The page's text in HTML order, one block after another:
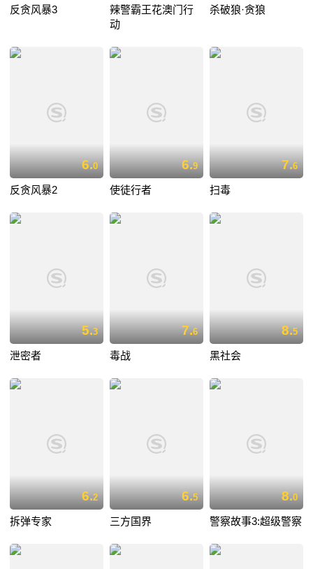
反贪风暴3
辣警霸王花澳门行
动
杀破狼·贪狼
6.0
反贪风暴2
6.9
使徒行者
7.6
扫毒
5.3
泄密者
7.6
毒战
8.5
黑社会
6.2
拆弹专家
6.5
三方国界
8.0
警察故事3:超级警察